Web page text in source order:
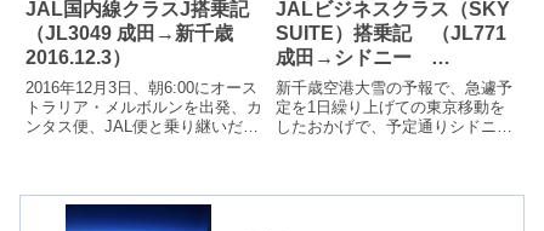
JAL国内線クラスJ搭乗記
（JL3049 成田→新千歳
2016.12.3）
2016年12月3日、朝6:00にオース
トラリア・メルボルンを出発、カ
ンタス便、JAL便と乗り継いだ長
JALビジネスクラス（SKY
SUITE）搭乗記 （JL771
成田→シドニー
2016.12.10）
新千歳空港大雪の予報で、急遽予
定を1日繰り上げての東京移動を
したおかげで、予定通りシドニー